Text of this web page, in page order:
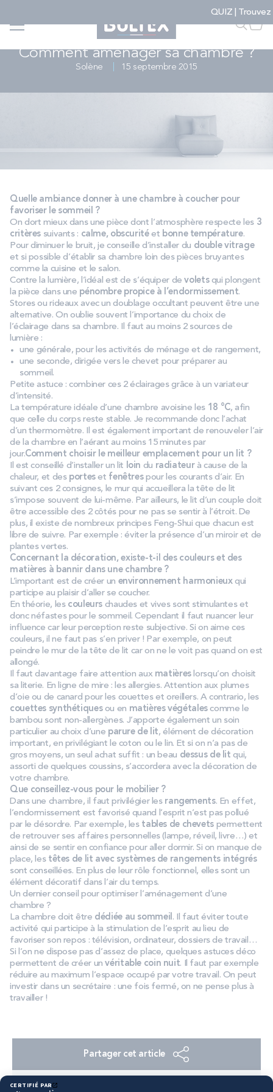
Faire
ENSEMBLES
ACCESSOIRES
PROMOS
Technologie bultex
Nos engagements
Storelocator
Contact
Mon compte
CONSEILS LITERIE & MATELAS
Comment aménager sa chambre ?
Solène 15 septembre 2015
Quelle ambiance donner à une chambre à coucher pour
favoriser le sommeil ?
On dort mieux dans une pièce dont l’atmosphère respecte les 3
critères suivants : calme, obscuritéet bonne température.
Pour diminuer le bruit, je conseille d’installer du double vitrage
et si possible d’établir sa chambre loin des pièces bruyantes
comme la cuisine et le salon.
Contre la lumière, l’idéal est de s’équiper devoletsqui plongent
la pièce dans une pénombre propice à l’endormissement.
Stores ou rideaux avec un doublage occultant peuvent être une
alternative. On oublie souvent l’importance du choix de
l’éclairage dans sa chambre. Il faut au moins 2 sources de
lumière :
une générale, pour les activités de ménage et de rangement,
une seconde, dirigée vers le chevet pour préparer au
sommeil.
Petite astuce : combiner ces 2 éclairages grâce à un variateur
d’intensité.
La température idéale d’une chambre avoisine les 18 °C, afin
que celle du corps reste stable. Je recommande donc l’achat
d’un thermomètre. Il est également important de renouveler l’air
de la chambre en l’aérant au moins 15 minutes par
jour.Comment choisir le meilleur emplacement pour un lit ?
Il est conseillé d’installer un lit loin du radiateurà cause de la
chaleur, et des porteset fenêtrespour les courants d’air. En
suivant ces 2 consignes, le mur qui accueillera la tête de lit
s’impose souvent de lui-même. Par ailleurs, le lit d’un couple doit
être accessible des 2 côtés pour ne pas se sentir à l’étroit. De
plus, il existe de nombreux principes Feng-Shui que chacun est
libre de suivre. Par exemple : éviter la présence d’un miroir et de
plantes vertes.
Concernant la décoration, existe-t-il des couleurs et des
matières à bannir dans une chambre ?
L’important est de créer un environnement harmonieuxqui
participe au plaisir d’aller se coucher.
En théorie, les couleurs chaudes et vives sont stimulantes et
donc néfastes pour le sommeil. Cependant il faut nuancer leur
influence car leur perception reste subjective. Si on aime ces
couleurs, il ne faut pas s’en priver ! Par exemple, on peut
peindre le mur de la tête de lit car on ne le voit pas quand on est
allongé.
Il faut davantage faire attention aux matièreslorsqu’on choisit
sa literie. En ligne de mire : les allergies. Attention aux plumes
d’oie ou de canard pour les couettes et oreillers. A contrario, les
couettes synthétiquesou en matières végétalescomme le
bambou sont non-allergènes. J’apporte également un soin
particulier au choix d’une parure de lit, élément de décoration
important, en privilégiant le coton ou le lin. Et si on n’a pas de
gros moyens, un seul achat suffit : un beau dessus de lit qui,
assorti de quelques coussins, s’accordera avec la décoration de
votre chambre.
Que conseillez-vous pour le mobilier ?
Dans une chambre, il faut privilégier les rangements. En effet,
l’endormissement est favorisé quand l’esprit n’est pas pollué
par le désordre. Par exemple, les tables de chevetspermettent
de retrouver ses affaires personnelles (lampe, réveil, livre…) et
ainsi de se sentir en confiance pour aller dormir. Si on manque de
place, les têtes de lit avec systèmes de rangements intégrés
sont conseillées. En plus de leur rôle fonctionnel, elles sont un
élément décoratif dans l’air du temps.
Un dernier conseil pour optimiser l’aménagement d’une
chambre ?
La chambre doit être dédiée au sommeil. Il faut éviter toute
activité qui participe à la stimulation de l’esprit au lieu de
favoriser son repos : télévision, ordinateur, dossiers de travail…
Si l’on ne dispose pas d’assez de place, quelques astuces déco
permettent de créer unvéritable coin nuit. Il faut par exemple
réduire au maximum l’espace occupé par votre travail. On peut
investir dans un secrétaire : une fois fermé, on ne pense plus à
travailler !
Partager cet article